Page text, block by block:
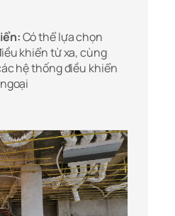
Có thể lựa chọn
khiển từ xa, cùng
hệ thống điều khiển